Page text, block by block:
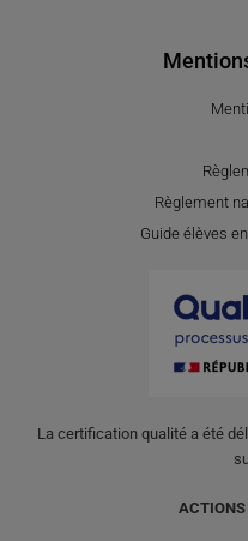
Règlement
Guide élèves
La certification qualité a été
ACTIONS